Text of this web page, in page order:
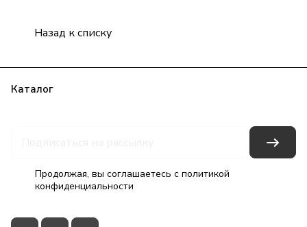
Назад к списку
Каталог
Продолжая, вы соглашаетесь с политикой
конфиденциальности